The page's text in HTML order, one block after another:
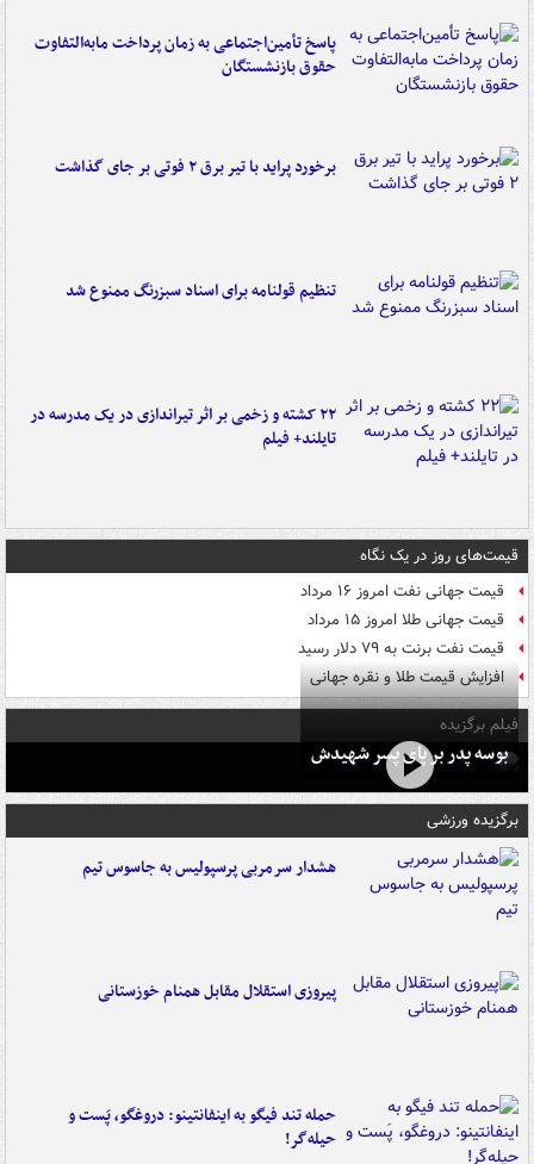
پاسخ تأمین‌اجتماعی به زمان پرداخت مابه‌التفاوت
حقوق بازنشستگان
برخورد پراید با تیر برق ۲ فوتی بر جای گذاشت
تنظیم قولنامه برای اسناد سبزرنگ ممنوع شد
۲۲ کشته و زخمی بر اثر تیراندازی در یک مدرسه در
تایلند+ فیلم
قیمت‌های روز در یک نگاه
قیمت جهانی نفت امروز ۱۶ مرداد
قیمت جهانی طلا امروز ۱۵ مرداد
قیمت نفت برنت به ۷۹ دلار رسید
افزایش قیمت طلا و نقره جهانی
فیلم برگزیده
بوسه‌ پدر بر پای پسر شهیدش
برگزیده ورزشی
هشدار سرمربی پرسپولیس به جاسوس تیم
پیروزی استقلال مقابل همنام خوزستانی
حمله تند فیگو به اینفانتینو: دروغگو، پَست‌ و
حیله‌گر!